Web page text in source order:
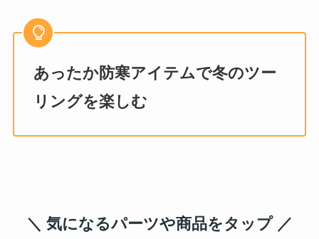
あったか防寒アイテムで冬のツー
リングを楽しむ
＼ 気になるパーツや商品をタップ ／